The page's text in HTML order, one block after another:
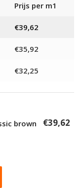
Prijs per m1
€39,62
€35,92
€32,25
brown
€39,62